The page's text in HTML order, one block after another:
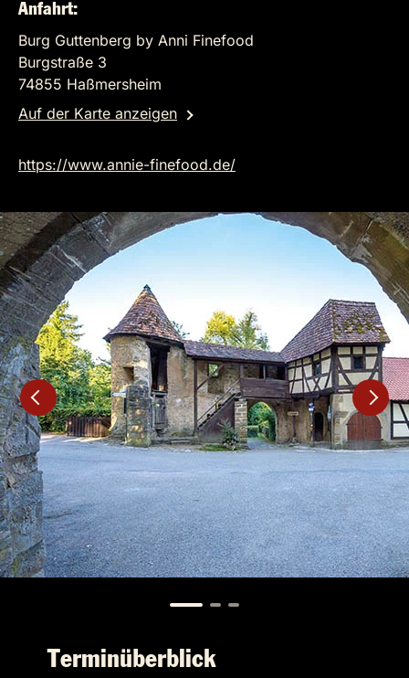
Anfahrt:
Burg Guttenberg by Anni Finefood
Burgstraße 3
74855 Haßmersheim
Auf der Karte anzeigen
https://www.annie-finefood.de/
Terminüberblick